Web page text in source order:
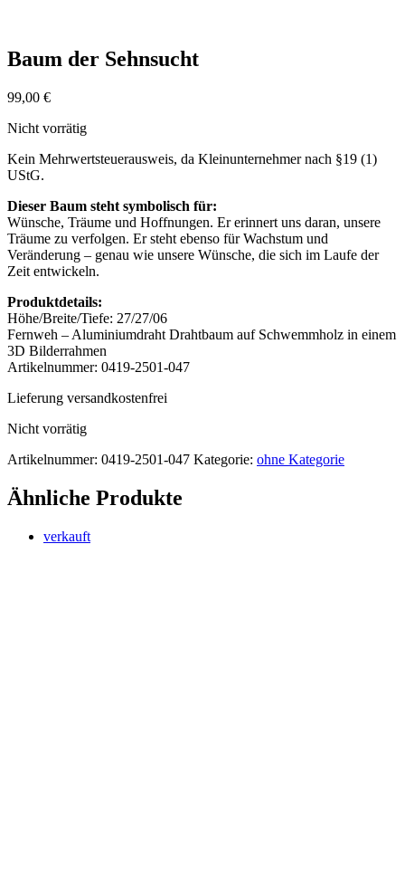
Baum der Sehnsucht
99,00 €
Nicht vorrätig
Kein Mehrwertsteuerausweis, da Kleinunternehmer nach §19 (1)
UStG.
Dieser Baum steht symbolisch für:
Wünsche, Träume und Hoffnungen. Er erinnert uns daran, unsere
Träume zu verfolgen. Er steht ebenso für Wachstum und
Veränderung – genau wie unsere Wünsche, die sich im Laufe der
Zeit entwickeln.
Produktdetails:
Höhe/Breite/Tiefe: 27/27/06
Fernweh – Aluminiumdraht Drahtbaum auf Schwemmholz in einem
3D Bilderrahmen
Artikelnummer: 0419-2501-047
Lieferung versandkostenfrei
Nicht vorrätig
Artikelnummer: 0419-2501-047 Kategorie: ohne Kategorie
Ähnliche Produkte
verkauft